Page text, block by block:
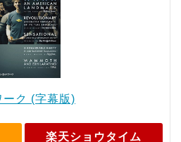
ーク (字幕版)
楽天ショウタイム